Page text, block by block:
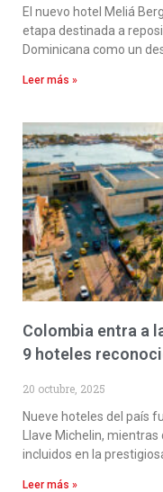
El nuevo hotel Meliá
etapa destinada a
Dominicana como un
Leer más »
Colombia entra a
9 hoteles
20 octubre, 2025
Nueve hoteles del país
Llave Michelin,
incluidos en la
Leer más »